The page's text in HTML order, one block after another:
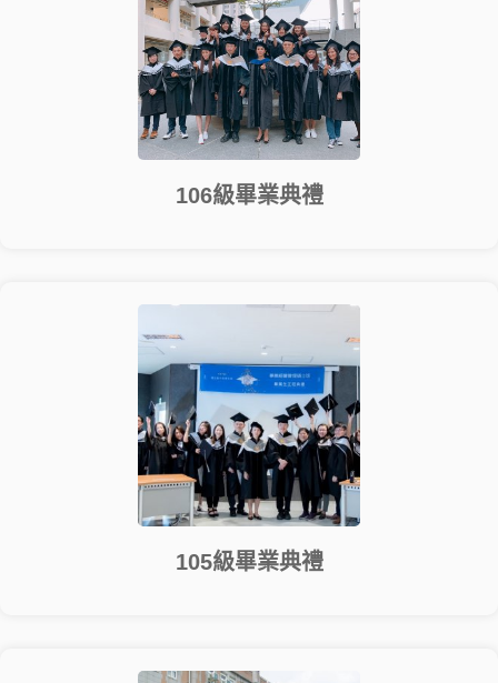
106級畢業典禮
105級畢業典禮